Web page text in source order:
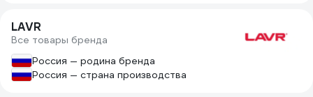
LAVR
Все товары бренда
Россия — родина бренда
Россия — страна производства